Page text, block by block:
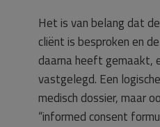
Het is van belang dat
cliënt is besproken en
daarna heeft gemaakt,
vastgelegd. Een
medisch dossier, maar
“informed consent